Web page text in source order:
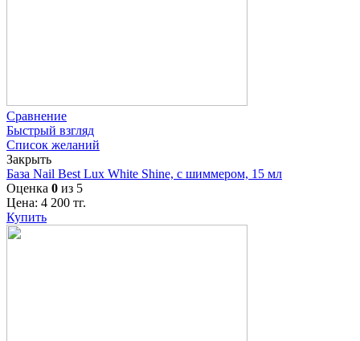
Сравнение
Быстрый взгляд
Список желаний
Закрыть
База Nail Best Lux White Shine, с шиммером, 15 мл
Оценка 0 из 5
Цена: 4 200 тг.
Купить